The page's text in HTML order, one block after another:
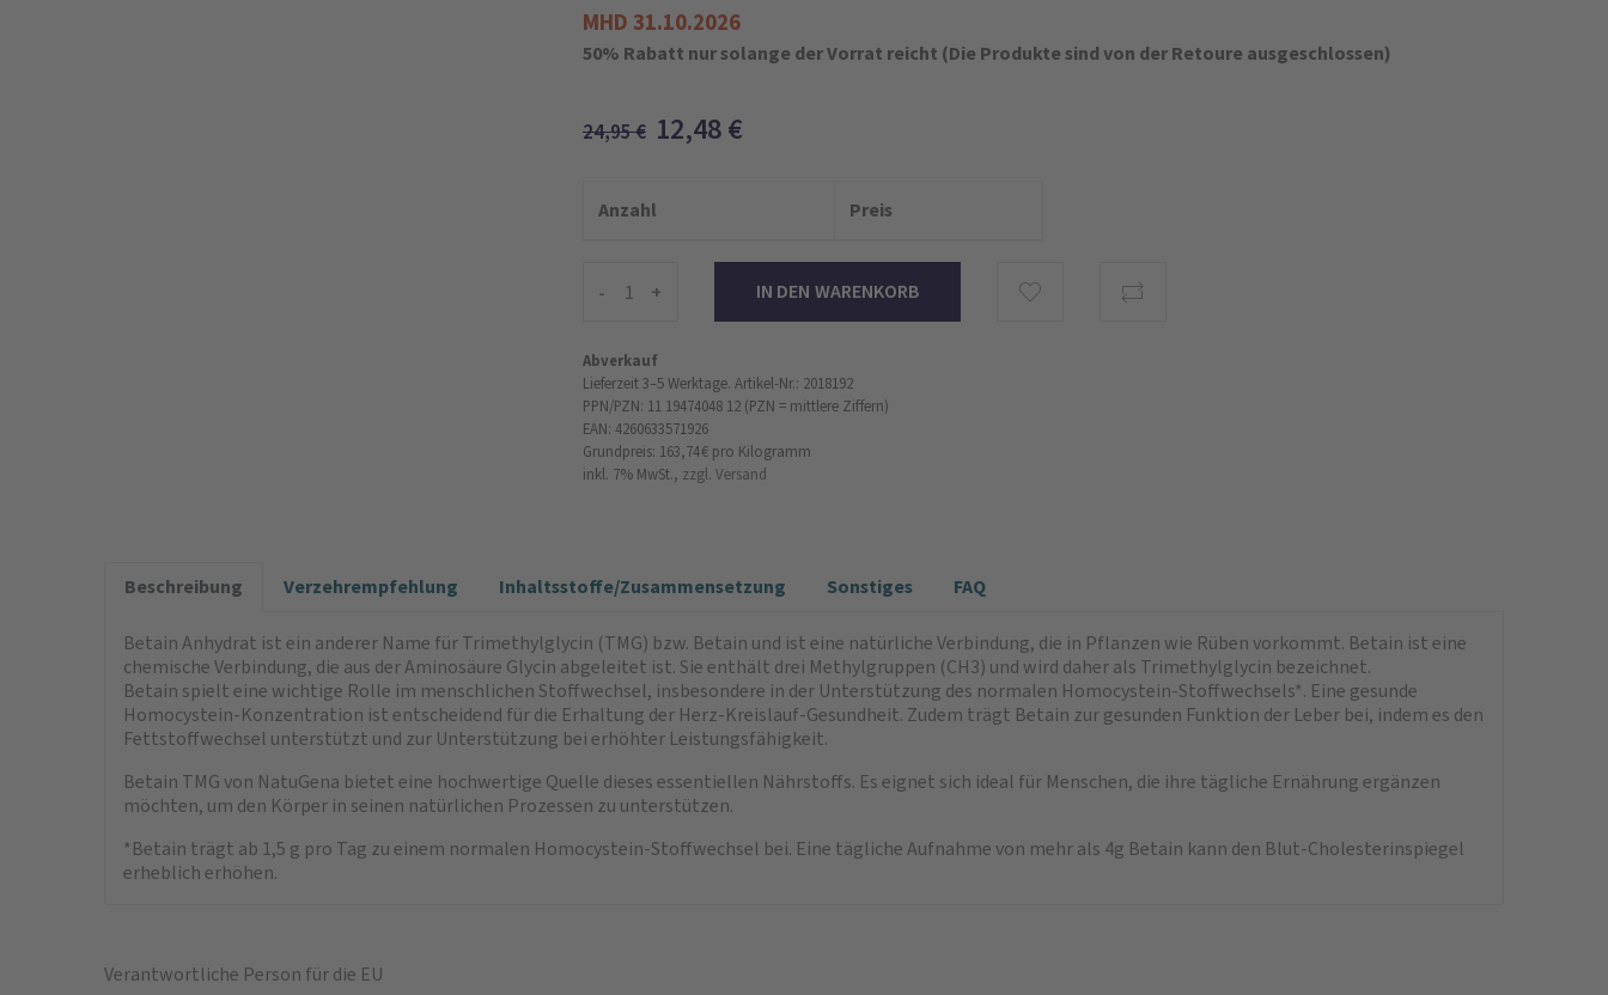
MHD 31.10.2026
50% Rabatt nur solange der Vorrat reicht (Die Produkte sind von der Retoure ausgeschlossen)
24,95€ 12,48€
Anzahl Preis
- +
Abverkauf
Lieferzeit 3–5 Werktage. Artikel-Nr.: 2018192
PPN/PZN: 11 19474048 12 (PZN = mittlere Ziffern)
EAN: 4260633571926
Grundpreis: 163,74 € pro Kilogramm
inkl. 7% MwSt., zzgl. Versand
Beschreibung Verzehrempfehlung Inhaltsstoffe/Zusammensetzung Sonstiges FAQ
Betain Anhydrat ist ein anderer Name für Trimethylglycin (TMG) bzw. Betain und ist eine natürliche Verbindung, die in Pflanzen wie Rüben vorkommt. Betain ist eine
chemische Verbindung, die aus der Aminosäure Glycin abgeleitet ist. Sie enthält drei Methylgruppen (CH3) und wird daher als Trimethylglycin bezeichnet.
Betain spielt eine wichtige Rolle im menschlichen Stoffwechsel, insbesondere in der Unterstützung des normalen Homocystein-Stoffwechsels*. Eine gesunde
Homocystein-Konzentration ist entscheidend für die Erhaltung der Herz-Kreislauf-Gesundheit. Zudem trägt Betain zur gesunden Funktion der Leber bei, indem es den
Fettstoffwechsel unterstützt und zur Unterstützung bei erhöhter Leistungsfähigkeit.
Betain TMG von NatuGena bietet eine hochwertige Quelle dieses essentiellen Nährstoffs. Es eignet sich ideal für Menschen, die ihre tägliche Ernährung ergänzen
möchten, um den Körper in seinen natürlichen Prozessen zu unterstützen.
*Betain trägt ab 1,5 g pro Tag zu einem normalen Homocystein-Stoffwechsel bei. Eine tägliche Aufnahme von mehr als 4g Betain kann den Blut-Cholesterinspiegel
erheblich erhöhen.
Verantwortliche Person für die EU